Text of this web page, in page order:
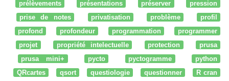
prélèvements
présentations préserver
pression
prise de notes
privatisation problème
profil
profond
profondeur programmation
programmer
projet
propriété intelectuelle protection
prusa
prusa mini+
pycto pyctogramme
python
QRcartes
qsort questiologie questionner
R cran